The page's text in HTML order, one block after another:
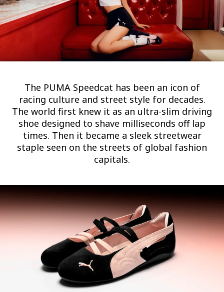
The PUMA Speedcat has been an icon of
racing culture and street style for decades.
The world first knew it as an ultra-slim driving
shoe designed to shave milliseconds off lap
times. Then it became a sleek streetwear
staple seen on the streets of global fashion
capitals.